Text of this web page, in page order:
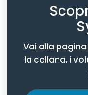
Vai alla
la collana, i